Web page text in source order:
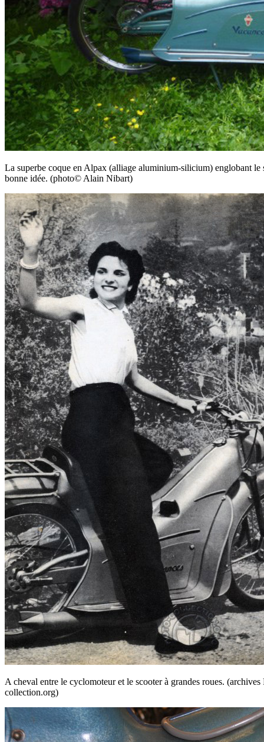
La superbe coque en Alpax (alliage aluminium-silicium) englobant le
bonne idée. (photo© Alain Nibart)
A cheval entre le cyclomoteur et le scooter à grandes roues.
collection.org)